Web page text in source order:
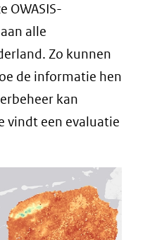
(verwijst
naar
een
andere
website)
OWASIS-
alle
Zo kunnen
de informatie hen
kan
vindt een evaluatie